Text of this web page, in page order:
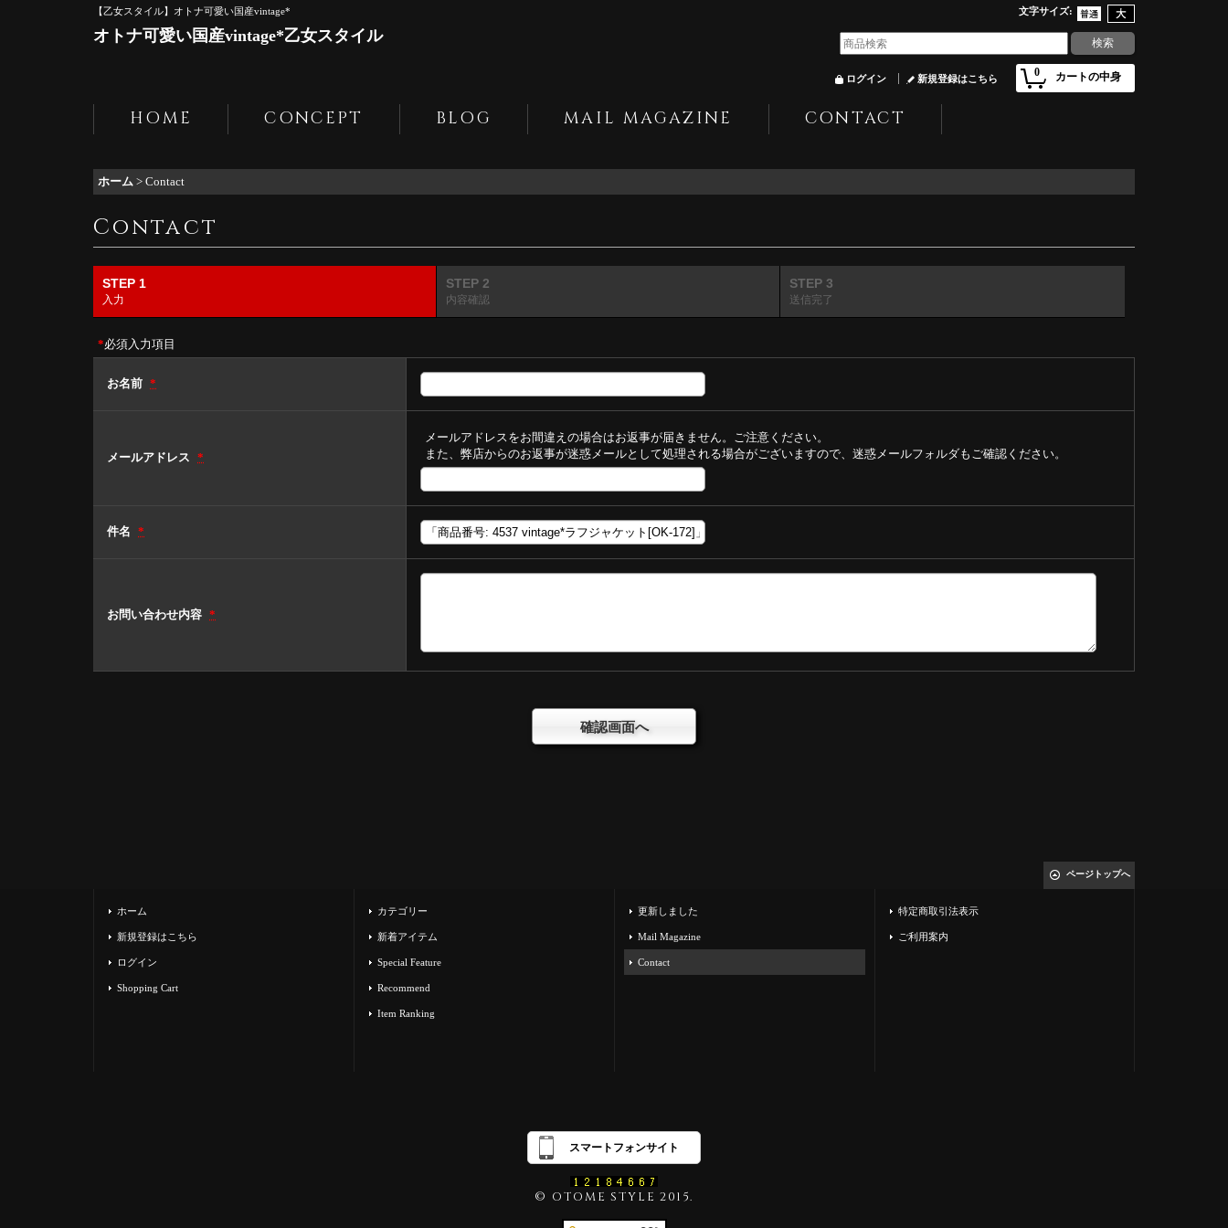
【乙女スタイル】オトナ可愛い国産vintage* 文字サイズ:
オトナ可愛い国産vintage*乙女スタイル
0 カートの中身
ログイン 新規登録はこちら
HOME CONCEPT BLOG MAIL MAGAZINE CONTACT
ホーム > Contact
Contact
STEP 1
入力
STEP 2
内容確認
STEP 3
送信完了
*必須入力項目
お名前 *
メールアドレス *
メールアドレスをお間違えの場合はお返事が届きません。ご注意ください。
また、弊店からのお返事が迷惑メールとして処理される場合がございますので、迷惑メールフォルダもご確認ください。
件名 *
お問い合わせ内容 *
ページトップへ
ホーム
新規登録はこちら
ログイン
Shopping Cart
カテゴリー
新着アイテム
Special Feature
Recommend
Item Ranking
更新しました
Mail Magazine
Contact
特定商取引法表示
ご利用案内
スマートフォンサイト
© OTOME STYLE 2015.